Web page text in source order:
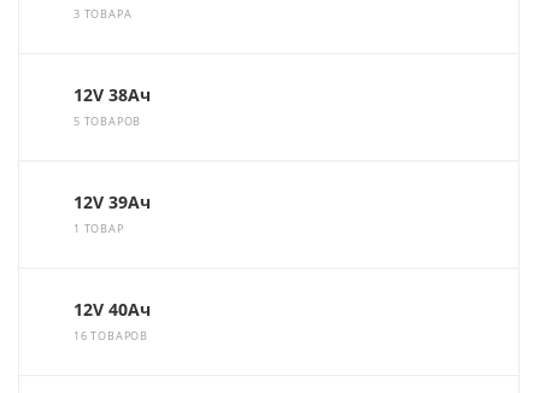
3 ТОВАРА
12V 38Ач
5 ТОВАРОВ
12V 39Ач
1 ТОВАР
12V 40Ач
16 ТОВАРОВ